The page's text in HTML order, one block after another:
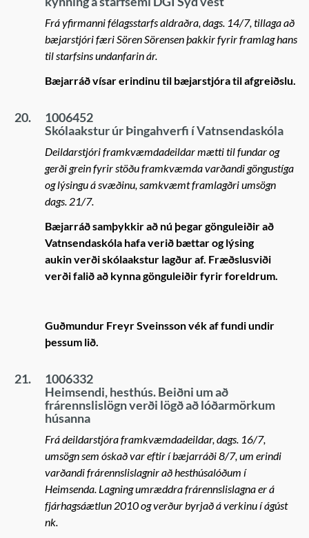
Frá yfirmanni félagsstarfs aldraðra, dags. 14/7, tillaga að
bæjarstjóri færi Sören Sörensen þakkir fyrir framlag hans
til starfsins undanfarin ár.
Bæjarráð vísar erindinu til bæjarstjóra til afgreiðslu.
20.
1006452
Skólaakstur úr Þingahverfi í Vatnsendaskóla
Deildarstjóri framkvæmdadeildar mætti til fundar og
gerði grein fyrir stöðu framkvæmda varðandi göngustíga
og lýsingu á svæðinu, samkvæmt framlagðri umsögn
dags. 21/7.
Bæjarráð samþykkir að nú þegar gönguleiðir að
Vatnsendaskóla hafa verið bættar og lýsing
aukin verði skólaakstur lagður af. Fræðslusviði
verði falið að kynna gönguleiðir fyrir foreldrum.
Guðmundur Freyr Sveinsson vék af fundi undir
þessum lið.
21.
1006332
Heimsendi, hesthús. Beiðni um að
frárennslislögn verði lögð að lóðarmörkum
húsanna
Frá deildarstjóra framkvæmdadeildar, dags. 16/7,
umsögn sem óskað var eftir í bæjarráði 8/7, um erindi
varðandi frárennslislagnir að hesthúsalóðum í
Heimsenda. Lagning umræddra frárennslislagna er á
fjárhagsáætlun 2010 og verður byrjað á verkinu í ágúst
nk.